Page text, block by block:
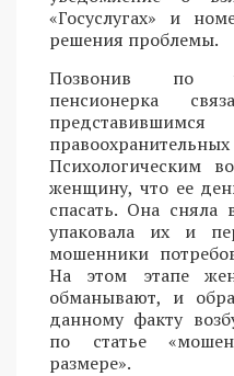
«Госуслугах» и
решения проблемы.
Позвонив по
пенсионерка
Психологическим
женщину, что ее
спасать. Она сняла
упаковала их и
мошенники
На этом этапе
обманывают, и
данному факту
по статье
размере».